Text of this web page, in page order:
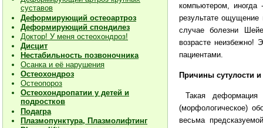
суставов
Деформирующий остеоартроз
Деформирующий спондилез
Доктор! У меня остеохондроз!
Дисцит
Нестабильность позвоночника
Осанка и её нарушения
Остеохондроз
Остеопороз
Остеохондропатии у детей и
подростков
Подагра
Плазмопунктура, Плазмолифтинг
компьютером, иногда
результате
случае болезни
возрасте неизбежно!
пациентами.
Причины сутулости
Такая деформация
(морфологическое)
весьма